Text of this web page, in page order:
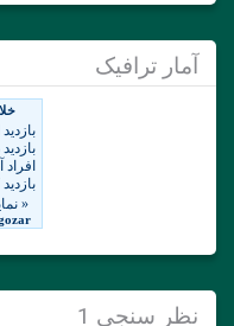
آمار ترافیک
نظر سنجی 1